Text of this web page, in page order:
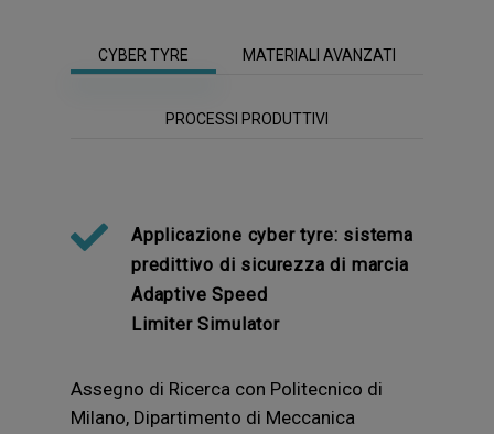
CYBER TYRE MATERIALI AVANZATI
PROCESSI PRODUTTIVI
Applicazione cyber tyre: sistema
predittivo di sicurezza di marcia
Adaptive Speed
Limiter Simulator
Assegno di Ricerca con Politecnico di
Milano, Dipartimento di Meccanica